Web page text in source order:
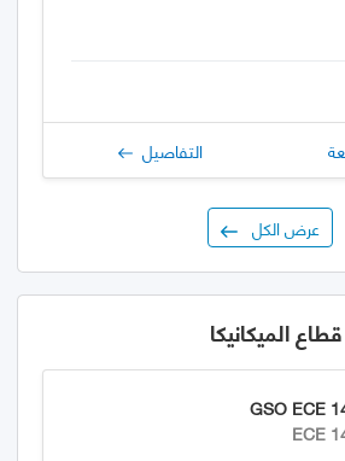
التفاصيل
عرض الكل
الميكانيكا
GSO ECE
ECE